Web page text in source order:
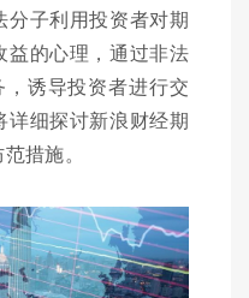
子利用投资者对期
益的心理，通过非法
，诱导投资者进行交
细探讨新浪财经期
措施。